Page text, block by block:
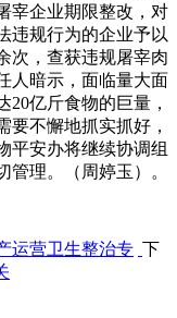
宰企业期限整改，对
违规行为的企业予以
次，查获违规屠宰肉
人暗示，面临量大面
亿斤食物的巨量，
要不懈地抓实抓好，
平安办将继续协调组
理。（周婷玉）。
运营卫生整治专 下